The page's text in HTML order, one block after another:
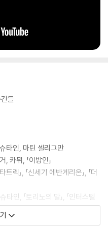
들
타인, 마틴 셀리그만
카뮈, 「이방인」
렉」, 「신세기 에반게리온」, 「더
인, 「토리노의 말」, 「인터스텔
브 마이 카」